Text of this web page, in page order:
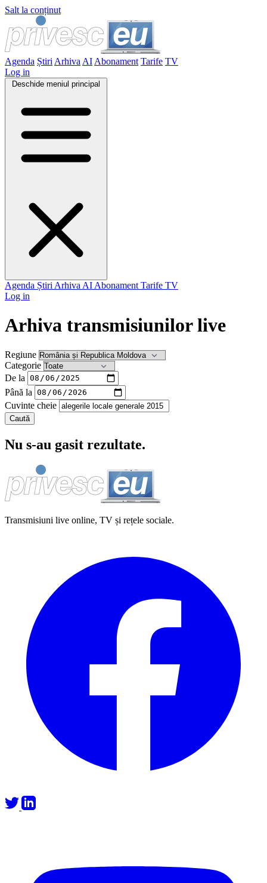
Salt la conținut
Agenda Știri Arhiva AI Abonament Tarife TV
Log in
Deschide meniul principal
Agenda Știri Arhiva AI Abonament Tarife TV
Log in
Arhiva transmisiunilor live
Regiune
Categorie
De la
Până la
Cuvinte cheie
Caută
Nu s-au gasit rezultate.
Transmisiuni live online, TV și rețele sociale.